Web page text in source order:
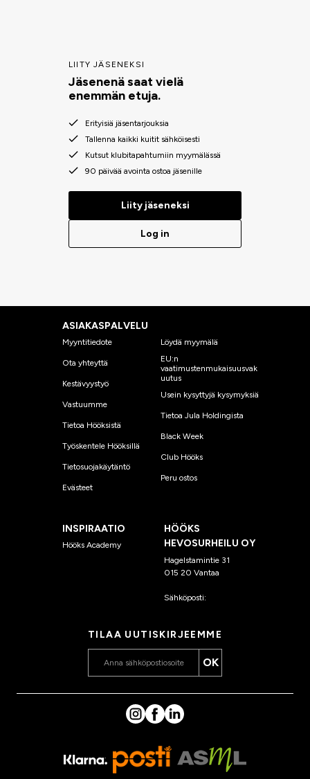
LIITY JÄSENEKSI
Jäsenenä saat vielä
enemmän etuja.
Erityisiä jäsentarjouksia
Tallenna kaikki kuitit sähköisesti
Kutsut klubitapahtumiin myymälässä
90 päivää avointa ostoa jäsenille
Liity jäseneksi
Log in
ASIAKASPALVELU
Myyntitiedote
Ota yhteyttä
Kestävyystyö
Vastuumme
Tietoa Hööksistä
Työskentele Hööksillä
Tietosuojakäytäntö
Evästeet
Löydä myymälä
EU:n
vaatimustenmukaisuusvak
uutus
Usein kysyttyjä kysymyksiä
Tietoa Jula Holdingista
Black Week
Club Hööks
Peru ostos
INSPIRAATIO
Hööks Academy
HÖÖKS
HEVOSURHEILU OY
Hagelstamintie 31
015 20 Vantaa
Sähköposti:
TILAA UUTISKIRJEEMME
OK